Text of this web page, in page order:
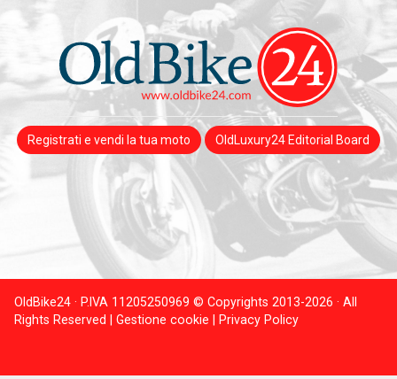
Registrati e vendi la tua moto OldLuxury24 Editorial Board
OldBike24 · P.IVA 11205250969 © Copyrights 2013-2026 · All
Rights Reserved | Gestione cookie | Privacy Policy